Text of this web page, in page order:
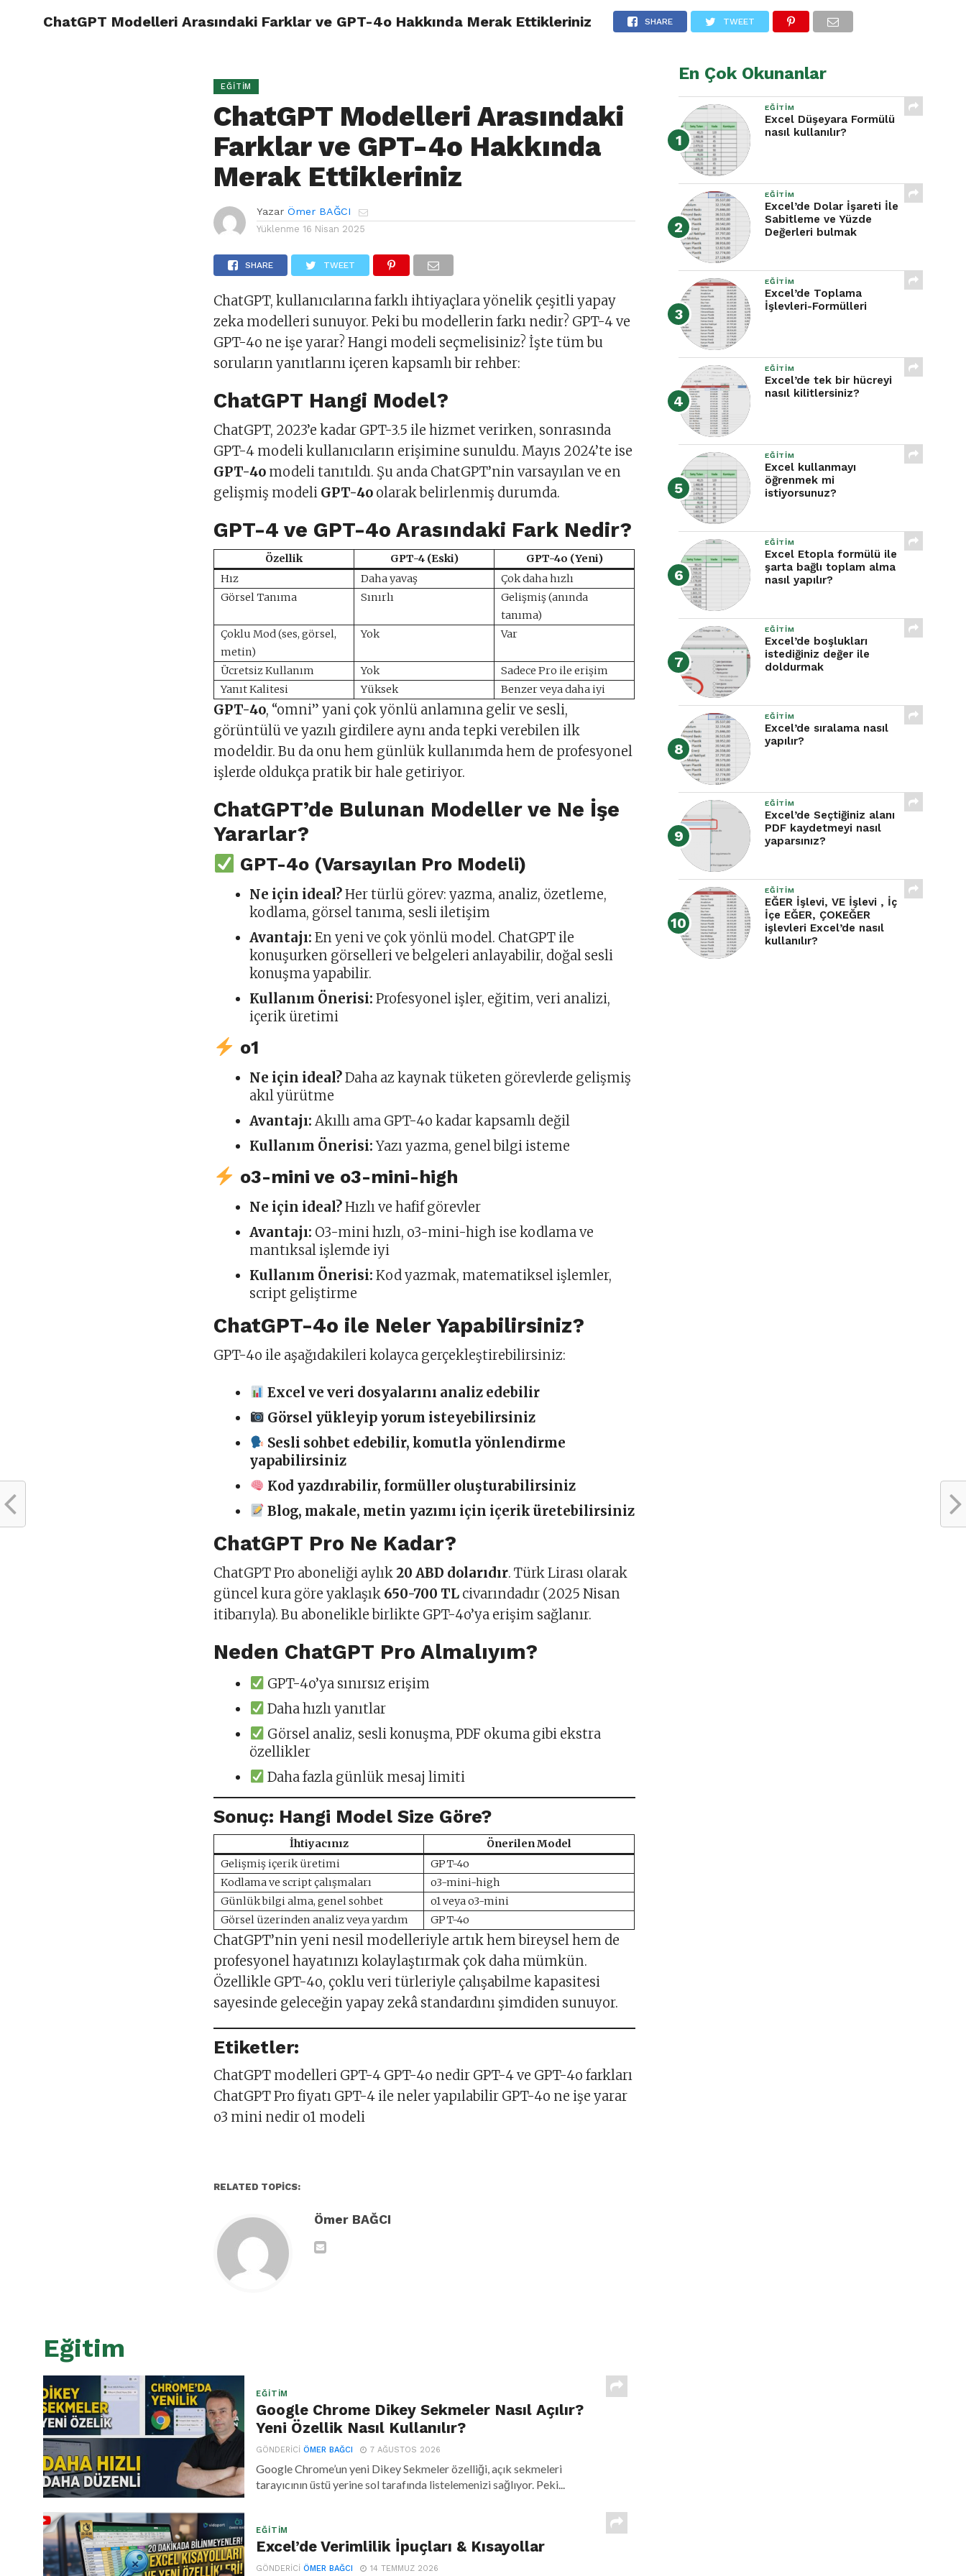
ÖMER BAĞCI KIMDIR? AJANDA KURUMSAL EXCEL EĞITIMI KITAP
ChatGPT Modelleri Arasındaki Farklar ve GPT-4o Hakkında Merak Ettikleriniz SHARE TWEET
EĞITIM
ChatGPT Modelleri Arasındaki
Farklar ve GPT-4o Hakkında
Merak Ettikleriniz
Yazar Ömer BAĞCI
Yüklenme 16 Nisan 2025
SHARE TWEET
ChatGPT, kullanıcılarına farklı ihtiyaçlara yönelik çeşitli yapay
zeka modelleri sunuyor. Peki bu modellerin farkı nedir? GPT-4 ve
GPT-4o ne işe yarar? Hangi modeli seçmelisiniz? İşte tüm bu
soruların yanıtlarını içeren kapsamlı bir rehber:
ChatGPT Hangi Model?
ChatGPT, 2023’e kadar GPT-3.5 ile hizmet verirken, sonrasında
GPT-4 modeli kullanıcıların erişimine sunuldu. Mayıs 2024’te ise
GPT-4o modeli tanıtıldı. Şu anda ChatGPT’nin varsayılan ve en
gelişmiş modeli GPT-4o olarak belirlenmiş durumda.
GPT-4 ve GPT-4o Arasındaki Fark Nedir?
Özellik GPT-4 (Eski)
GPT-4o (Yeni)
Hız
Daha yavaş
Çok daha hızlı
Görsel Tanıma
Sınırlı
Gelişmiş (anında
tanıma)
Çoklu Mod (ses, görsel,
metin)
Yok Var
Ücretsiz Kullanım Yok
Sadece Pro ile erişim
Yanıt Kalitesi
Yüksek Benzer veya daha iyi
GPT-4o, “omni” yani çok yönlü anlamına gelir ve sesli,
görüntülü ve yazılı girdilere aynı anda tepki verebilen ilk
modeldir. Bu da onu hem günlük kullanımda hem de profesyonel
işlerde oldukça pratik bir hale getiriyor.
ChatGPT’de Bulunan Modeller ve Ne İşe
Yararlar?
GPT-4o (Varsayılan Pro Modeli)
Ne için ideal?Her türlü görev: yazma, analiz, özetleme,
kodlama, görsel tanıma, sesli iletişim
Avantajı: En yeni ve çok yönlü model. ChatGPT ile
konuşurken görselleri ve belgeleri anlayabilir, doğal sesli
konuşma yapabilir.
Kullanım Önerisi: Profesyonel işler, eğitim, veri analizi,
içerik üretimi
o1
Ne için ideal?Daha az kaynak tüketen görevlerde gelişmiş
akıl yürütme
Avantajı: Akıllı ama GPT-4o kadar kapsamlı değil
Kullanım Önerisi:Yazı yazma, genel bilgi isteme
o3-mini ve o3-mini-high
Ne için ideal?Hızlı ve hafif görevler
Avantajı: O3-mini hızlı, o3-mini-high ise kodlama ve
mantıksal işlemde iyi
Kullanım Önerisi: Kod yazmak, matematiksel işlemler,
script geliştirme
ChatGPT-4o ile Neler Yapabilirsiniz?
GPT-4o ile aşağıdakileri kolayca gerçekleştirebilirsiniz:
Excel ve veri dosyalarını analiz edebilir
Görsel yükleyip yorum isteyebilirsiniz
Sesli sohbet edebilir, komutla yönlendirme
yapabilirsiniz
Kod yazdırabilir, formüller oluşturabilirsiniz
Blog, makale, metin yazımı için içerik üretebilirsiniz
ChatGPT Pro Ne Kadar?
ChatGPT Pro aboneliği aylık 20 ABD dolarıdır. Türk Lirası olarak
güncel kura göre yaklaşık 650-700 TL civarındadır (2025 Nisan
itibarıyla). Bu abonelikle birlikte GPT-4o’ya erişim sağlanır.
Neden ChatGPT Pro Almalıyım?
GPT-4o’ya sınırsız erişim
Daha hızlı yanıtlar
Görsel analiz, sesli konuşma, PDF okuma gibi ekstra
özellikler
Daha fazla günlük mesaj limiti
Sonuç: Hangi Model Size Göre?
İhtiyacınız
Önerilen Model
Gelişmiş içerik üretimi
GPT-4o
Kodlama ve script çalışmaları
o3-mini-high
Günlük bilgi alma, genel sohbet
o1 veya o3-mini
Görsel üzerinden analiz veya yardım
GPT-4o
ChatGPT’nin yeni nesil modelleriyle artık hem bireysel hem de
profesyonel hayatınızı kolaylaştırmak çok daha mümkün.
Özellikle GPT-4o, çoklu veri türleriyle çalışabilme kapasitesi
sayesinde geleceğin yapay zekâ standardını şimdiden sunuyor.
Etiketler:
ChatGPT modelleri GPT-4 GPT-4o nedir GPT-4 ve GPT-4o farkları
ChatGPT Pro fiyatı GPT-4 ile neler yapılabilir GPT-4o ne işe yarar
o3 mini nedir o1 modeli
RELATED TOPICS:
Ömer BAĞCI
Eğitim
EĞITIM
Google Chrome Dikey Sekmeler Nasıl Açılır?
Yeni Özellik Nasıl Kullanılır?
GÖNDERICIÖMER BAĞCI 7 AĞUSTOS 2026
Google Chrome’un yeni Dikey Sekmeler özelliği, açık sekmeleri
tarayıcının üstü yerine sol tarafında listelemenizi sağlıyor. Peki...
EĞITIM
Excel’de Verimlilik İpuçları & Kısayollar
GÖNDERICIÖMER BAĞCI 14 TEMMUZ 2026
En Çok Okunanlar
EĞITIM
Excel Düşeyara Formülü
nasıl kullanılır?
EĞITIM
Excel’de Dolar İşareti İle
Sabitleme ve Yüzde
Değerleri bulmak
EĞITIM
Excel’de Toplama
İşlevleri-Formülleri
EĞITIM
Excel’de tek bir hücreyi
nasıl kilitlersiniz?
EĞITIM
Excel kullanmayı
öğrenmek mi
istiyorsunuz?
EĞITIM
Excel Etopla formülü ile
şarta bağlı toplam alma
nasıl yapılır?
EĞITIM
Excel’de boşlukları
istediğiniz değer ile
doldurmak
EĞITIM
Excel’de sıralama nasıl
yapılır?
EĞITIM
Excel’de Seçtiğiniz alanı
PDF kaydetmeyi nasıl
yaparsınız?
EĞITIM
EĞER İşlevi, VE İşlevi , İç
İçe EĞER, ÇOKEĞER
işlevleri Excel’de nasıl
kullanılır?